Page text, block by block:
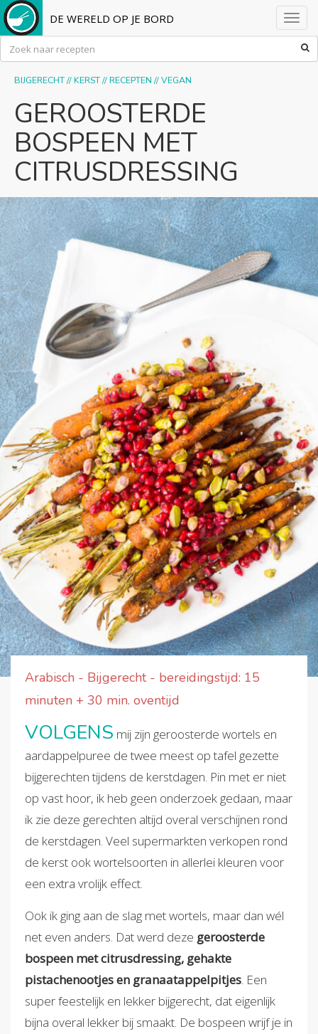
DE WERELD OP JE BORD
BIJGERECHT//KERST//RECEPTEN //VEGAN
GEROOSTERDE
BOSPEEN MET
CITRUSDRESSING
Arabisch - Bijgerecht - bereidingstijd: 15
minuten + 30 min. oventijd
VOLGENS mij zijn geroosterde wortels en
aardappelpuree de twee meest op tafel gezette
bijgerechten tijdens de kerstdagen. Pin met er niet
op vast hoor, ik heb geen onderzoek gedaan, maar
ik zie deze gerechten altijd overal verschijnen rond
de kerstdagen. Veel supermarkten verkopen rond
de kerst ook wortelsoorten in allerlei kleuren voor
een extra vrolijk effect.
Ook ik ging aan de slag met wortels, maar dan wél
net even anders. Dat werd deze geroosterde
bospeen met citrusdressing, gehakte
pistachenootjes en granaatappelpitjes. Een
super feestelijk en lekker bijgerecht, dat eigenlijk
bijna overal lekker bij smaakt. De bospeen wrijf je in